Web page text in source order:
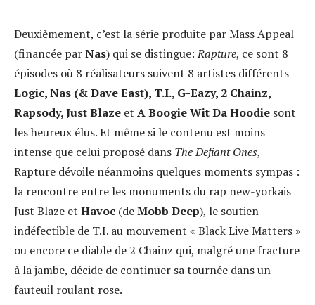
Deuxièmement, c’est la série produite par Mass Appeal
(financée parNas) qui se distingue:Rapture, ce sont 8
épisodes où 8 réalisateurs suivent 8 artistes différents -
Logic, Nas (& Dave East), T.I., G-Eazy, 2 Chainz,
Rapsody, Just Blaze et A Boogie Wit Da Hoodie sont
les heureux élus. Et même si le contenu est moins
intense que celui proposé dans The Defiant Ones,
Rapture dévoile néanmoins quelques moments sympas :
la rencontre entre les monuments du rap new-yorkais
Just Blaze et Havoc (deMobb Deep), le soutien
indéfectible de T.I. au mouvement « Black Live Matters »
ou encore ce diable de 2 Chainz qui, malgré une fracture
à la jambe, décide de continuer sa tournée dans un
fauteuil roulant rose.